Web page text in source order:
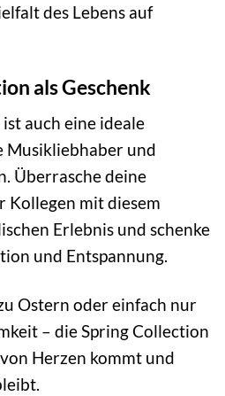
des Lebens auf
als Geschenk
auch eine ideale
Musikliebhaber und
Überrasche deine
Kollegen mit diesem
Erlebnis und schenke
und Entspannung.
Ostern oder einfach nur
– die Spring Collection
Herzen kommt und